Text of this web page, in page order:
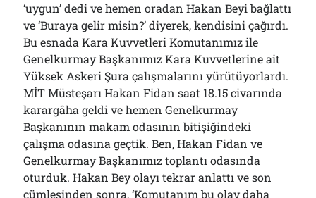
‘uygun’ dedi ve hemen oradan Hakan Beyi bağlattı
ve ‘Buraya gelir misin?’ diyerek, kendisini çağırdı.
Bu esnada Kara Kuvvetleri Komutanımız ile
Genelkurmay Başkanımız Kara Kuvvetlerine ait
Yüksek Askeri Şura çalışmalarını yürütüyorlardı.
MİT Müsteşarı Hakan Fidan saat 18.15 civarında
karargâha geldi ve hemen Genelkurmay
Başkanının makam odasının bitişiğindeki
çalışma odasına geçtik. Ben, Hakan Fidan ve
Genelkurmay Başkanımız toplantı odasında
oturduk. Hakan Bey olayı tekrar anlattı ve son
cümlesinden sonra, ‘Komutanım bu olay daha